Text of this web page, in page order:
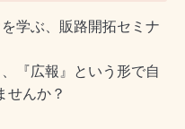
学ぶ、販路開拓セミナ
『広報』という形で自
せんか？